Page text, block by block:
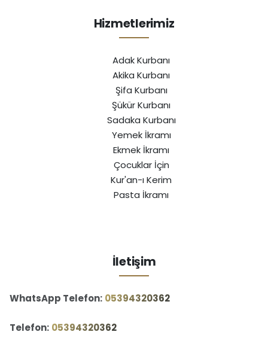
Hizmetlerimiz
Adak Kurbanı
Akika Kurbanı
Şifa Kurbanı
Şükür Kurbanı
Sadaka Kurbanı
Yemek İkramı
Ekmek İkramı
Çocuklar İçin
Kur'an-ı Kerim
Pasta İkramı
İletişim
WhatsApp Telefon: ‪05394320362‬
Telefon: ‪05394320362‬